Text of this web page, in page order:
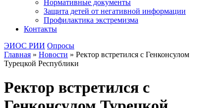
Нормативные документы
Защита детей от негативной информации
Профилактика экстремизма
Контакты
ЭИОС РИИ Опросы
Главная » Новости » Ректор встретился с Генконсулом
Турецкой Республики
Ректор встретился с